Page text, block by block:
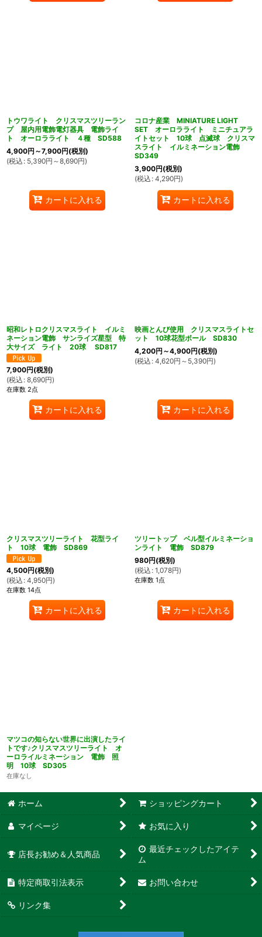
トウワライト クリスマスツリーラン
プ 屋内用電飾電灯器具 電飾ライ
ト オーロラライト ４種 SD588
4,900円 ～7,900円(税別)
(税込 : 5,390円 ～8,690円)
カートに入れる
コロナ産業 MINIATURE LIGHT
SET オーロラライト ミニチュアラ
イトセット 10球 点滅球 クリスマ
スライト イルミネーション電飾
SD349
3,900円(税別)
(税込 : 4,290円)
カートに入れる
昭和レトロクリスマスライト イルミ
ネーション電飾 サンライズ星型 特
大サイズ ライト 20球 SD817
7,900円(税別)
(税込 : 8,690円)
在庫数 2点
カートに入れる
映画とんび使用 クリスマスライトセ
ット 10球花型ボール SD830
4,200円 ～4,900円(税別)
(税込 : 4,620円 ～5,390円)
カートに入れる
クリスマスツリーライト 花型ライ
ト 10球 電飾 SD869
4,500円(税別)
(税込 : 4,950円)
在庫数 14点
カートに入れる
ツリートップ ベル型イルミネーショ
ンライト 電飾 SD879
980円(税別)
(税込 : 1,078円)
在庫数 1点
カートに入れる
マツコの知らない世界に出演したライ
トです♪クリスマスツリーライト オ
ーロライルミネーション 電飾 照
明 10球 SD305
在庫なし
ホーム ショッピングカート
マイページ お気に入り
店長お勧め＆人気商品
最近チェックしたアイテ
ム
特定商取引法表示 お問い合わせ
リンク集